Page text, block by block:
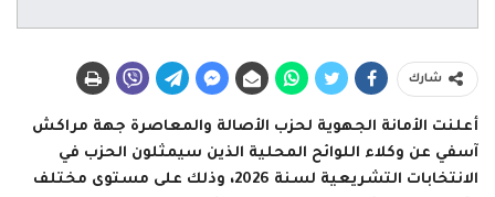
شارك
أعلنت الأمانة الجهوية لحزب الأصالة والمعاصرة جهة مراكش
آسفي عن وكلاء اللوائح المحلية الذين سيمثلون الحزب في
الانتخابات التشريعية لسنة 2026، وذلك على مستوى مختلف